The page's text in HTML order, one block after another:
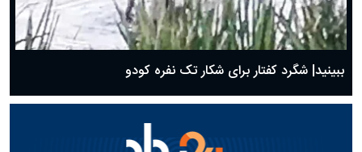
ببینید| شگرد کفتار برای شکار تک نفره کودو